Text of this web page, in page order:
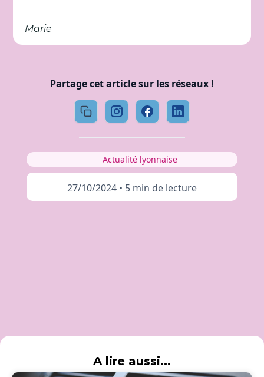
Marie
Partage cet article sur les réseaux !
Actualité lyonnaise
27/10/2024 • 5 min de lecture
A lire aussi...